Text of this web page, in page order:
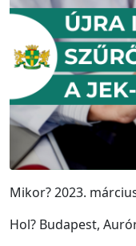
Mikor? 2023.
Hol? Budapest,